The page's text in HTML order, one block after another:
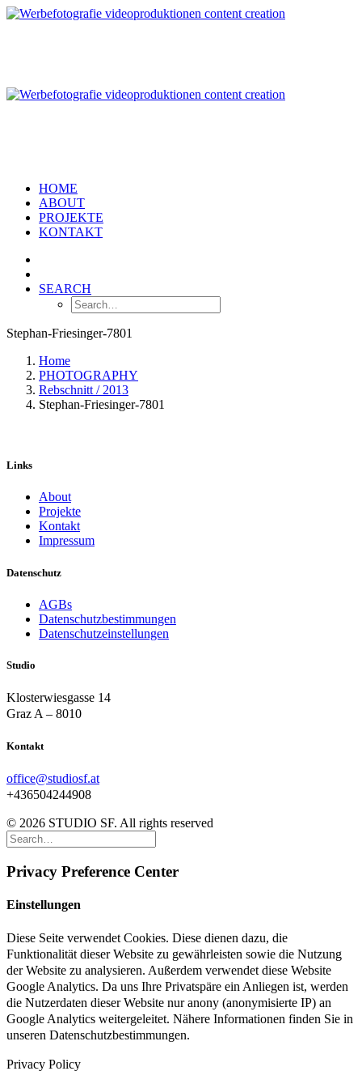
HOME
ABOUT
PROJEKTE
KONTAKT
SEARCH
Stephan-Friesinger-7801
Home
PHOTOGRAPHY
Rebschnitt / 2013
Stephan-Friesinger-7801
Links
About
Projekte
Kontakt
Impressum
Datenschutz
AGBs
Datenschutzbestimmungen
Datenschutzeinstellungen
Studio
Klosterwiesgasse 14
Graz A – 8010
Kontakt
office@studiosf.at
+436504244908
© 2026 STUDIO SF. All rights reserved
Privacy Preference Center
Einstellungen
Diese Seite verwendet Cookies. Diese dienen dazu, die
Funktionalität dieser Website zu gewährleisten sowie die Nutzung
der Website zu analysieren. Außerdem verwendet diese Website
Google Analytics. Da uns Ihre Privatspäre ein Anliegen ist, werden
die Nutzerdaten dieser Website nur anony (anonymisierte IP) an
Google Analytics weitergeleitet. Nähere Informationen finden Sie in
unseren Datenschutzbestimmungen.
Privacy Policy